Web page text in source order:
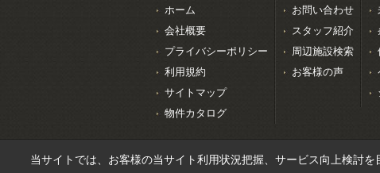
ホーム
会社概要
プライバシーポリシー
利用規約
サイトマップ
物件カタログ
お問い合わせ
スタッフ紹介
周辺施設検索
お客様の声
当サイトでは、お客様の当サイト利用状況把握、サービス向上検討